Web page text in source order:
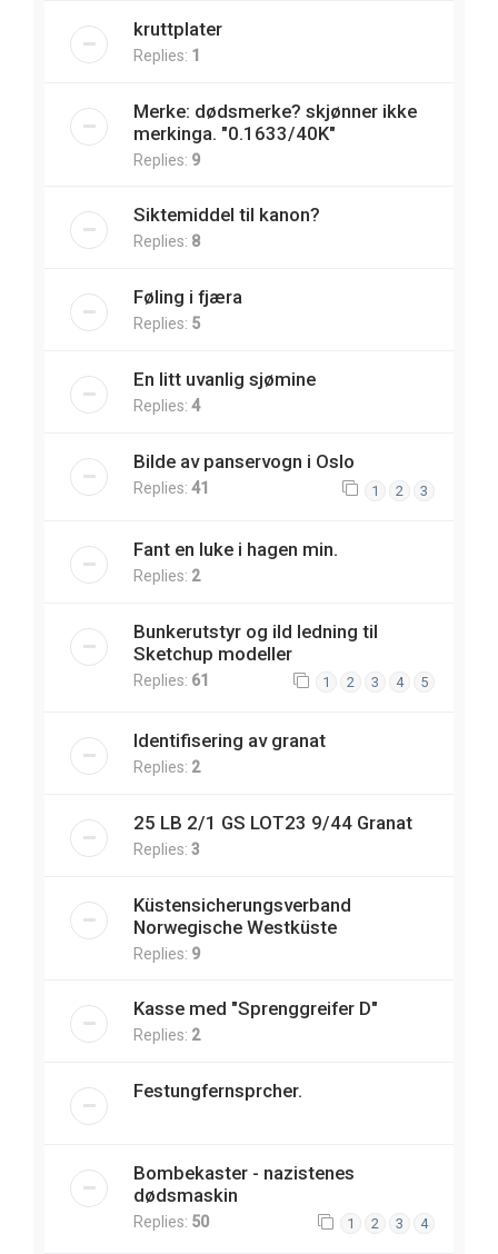
kruttplater
Replies: 1
Merke: dødsmerke? skjønner ikke
merkinga. "0.1633/40K"
Replies: 9
Siktemiddel til kanon?
Replies: 8
Føling i fjæra
Replies: 5
En litt uvanlig sjømine
Replies: 4
Bilde av panservogn i Oslo
Replies: 41 1 2 3
Fant en luke i hagen min.
Replies: 2
Bunkerutstyr og ild ledning til
Sketchup modeller
Replies: 61 1 2 3 4 5
Identifisering av granat
Replies: 2
25 LB 2/1 GS LOT23 9/44 Granat
Replies: 3
Küstensicherungsverband
Norwegische Westküste
Replies: 9
Kasse med "Sprenggreifer D"
Replies: 2
Festungfernsprcher.
Bombekaster - nazistenes
dødsmaskin
Replies: 50 1 2 3 4